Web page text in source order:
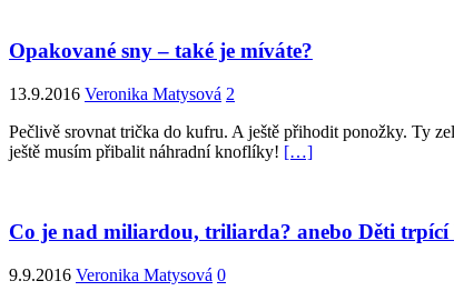
Opakované sny – také je míváte?
13.9.2016 Veronika Matysová 2
Pečlivě srovnat trička do kufru. A ještě přihodit ponožky. Ty
ještě musím přibalit náhradní knoflíky! […]
Co je nad miliardou, triliarda? anebo Děti
9.9.2016 Veronika Matysová 0